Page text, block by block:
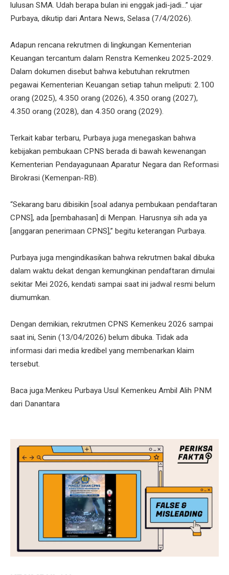
lulusan SMA. Udah berapa bulan ini enggak jadi-jadi...” ujar
Purbaya, dikutip dari Antara News, Selasa (7/4/2026).
Adapun rencana rekrutmen di lingkungan Kementerian
Keuangan tercantum dalam Renstra Kemenkeu 2025-2029.
Dalam dokumen disebut bahwa kebutuhan rekrutmen
pegawai Kementerian Keuangan setiap tahun meliputi: 2.100
orang (2025), 4.350 orang (2026), 4.350 orang (2027),
4.350 orang (2028), dan 4.350 orang (2029).
Terkait kabar terbaru, Purbaya juga menegaskan bahwa
kebijakan pembukaan CPNS berada di bawah kewenangan
Kementerian Pendayagunaan Aparatur Negara dan Reformasi
Birokrasi (Kemenpan-RB).
“Sekarang baru dibisikin [soal adanya pembukaan pendaftaran
CPNS], ada [pembahasan] di Menpan. Harusnya sih ada ya
[anggaran penerimaan CPNS],” begitu keterangan Purbaya.
Purbaya juga mengindikasikan bahwa rekrutmen bakal dibuka
dalam waktu dekat dengan kemungkinan pendaftaran dimulai
sekitar Mei 2026, kendati sampai saat ini jadwal resmi belum
diumumkan.
Dengan demikian, rekrutmen CPNS Kemenkeu 2026 sampai
saat ini, Senin (13/04/2026) belum dibuka. Tidak ada
informasi dari media kredibel yang membenarkan klaim
tersebut.
Baca juga:Menkeu Purbaya Usul Kemenkeu Ambil Alih PNM
dari Danantara